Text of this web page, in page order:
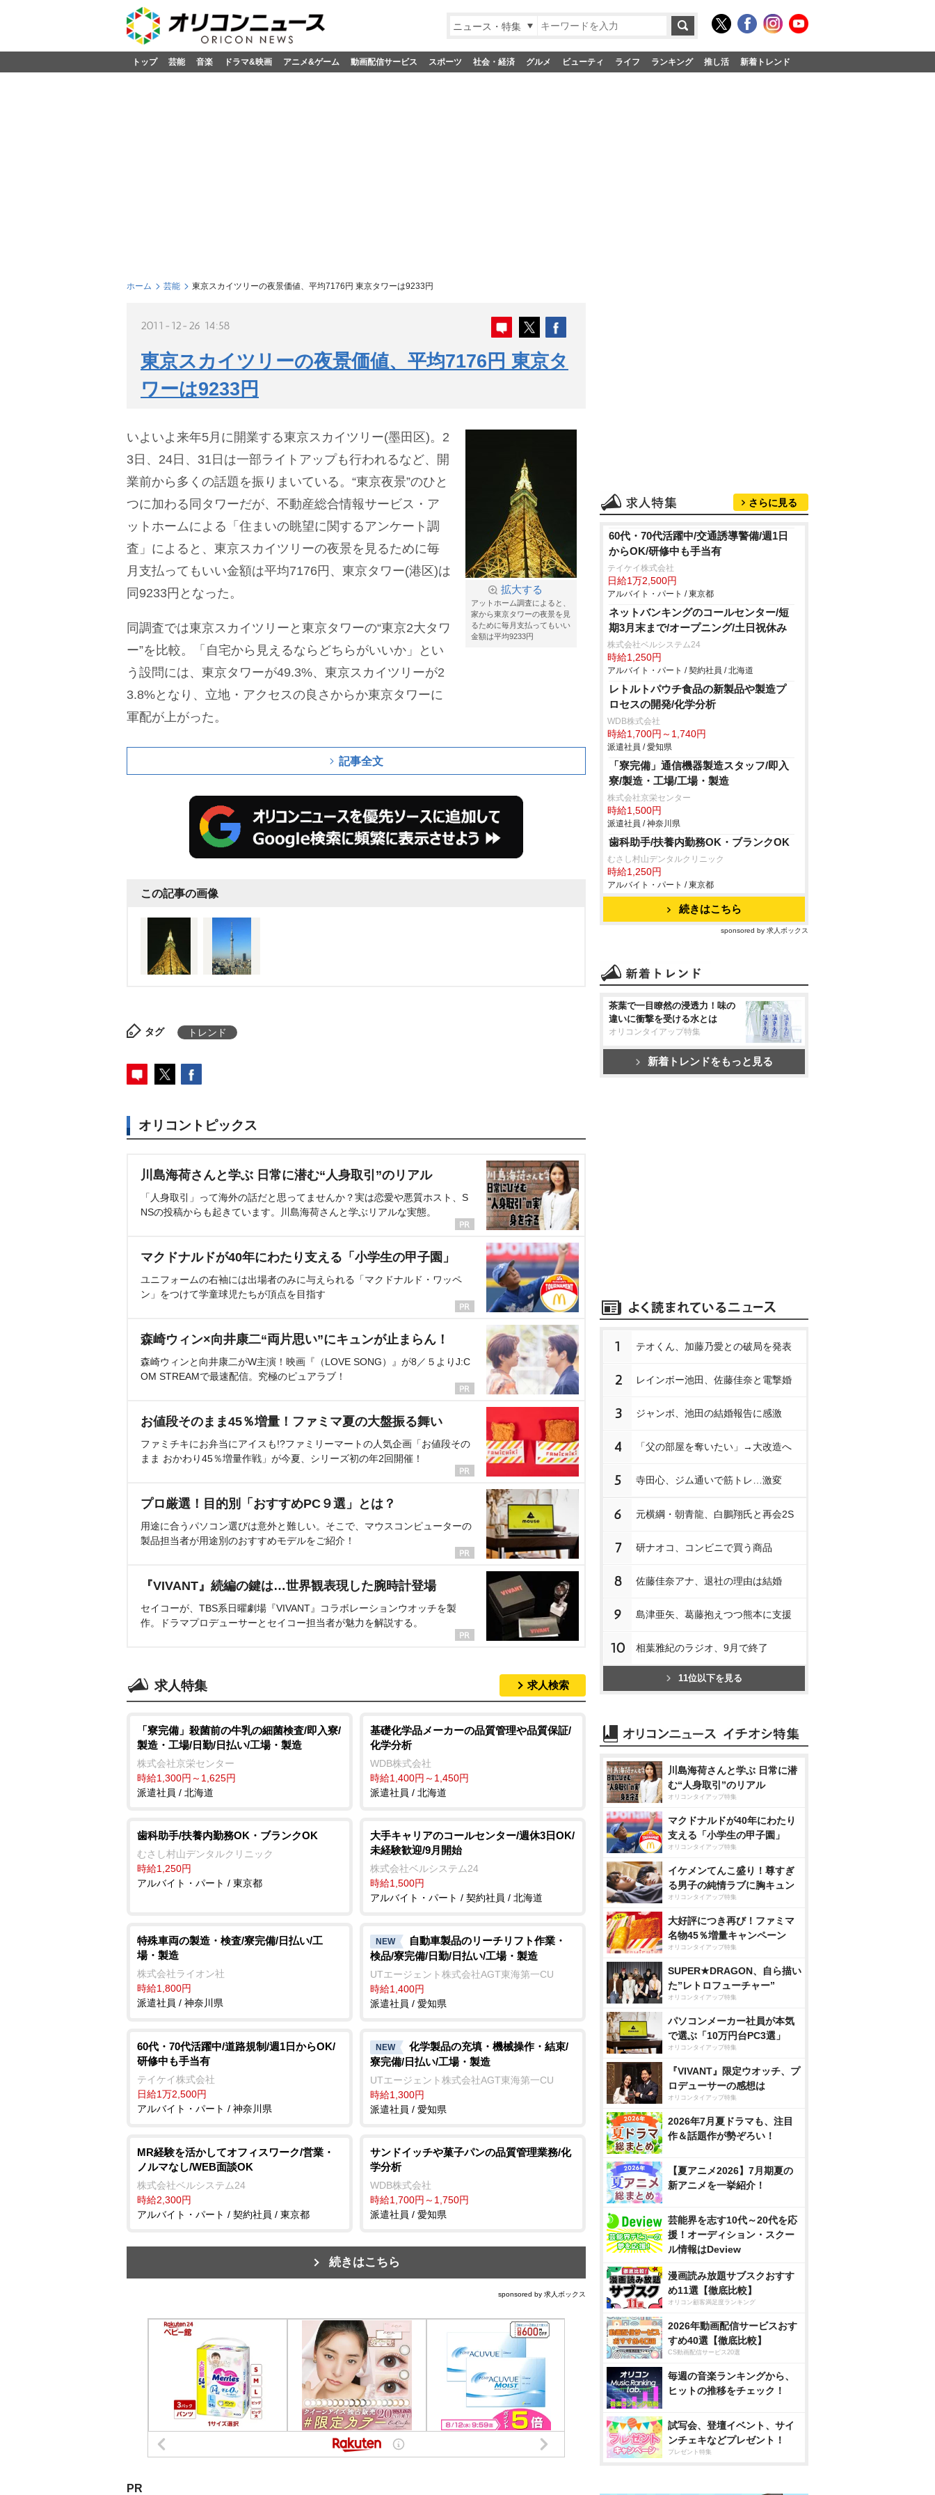
ニュース・特集
トップ 芸能 音楽 ドラマ&映画 アニメ&ゲーム 動画配信サービス スポーツ 社会・経済 グルメ ビューティ ライフ ランキング 推し活 新着トレンド
ホーム 芸能 東京スカイツリーの夜景価値、平均7176円 東京タワーは9233円
2011-12-26 14:58
東京スカイツリーの夜景価値、平均7176円 東京タ
ワーは9233円
拡大する
アットホーム調査によると、
家から東京タワーの夜景を見
るために毎月支払ってもいい
金額は平均9233円
いよいよ来年5月に開業する東京スカイツリー(墨田区)。2
3日、24日、31日は一部ライトアップも行われるなど、開
業前から多くの話題を振りまいている。“東京夜景”のひと
つに加わる同タワーだが、不動産総合情報サービス・ア
ットホームによる「住まいの眺望に関するアンケート調
査」によると、東京スカイツリーの夜景を見るために毎
月支払ってもいい金額は平均7176円、東京タワー(港区)は
同9233円となった。
同調査では東京スカイツリーと東京タワーの“東京2大タワ
ー”を比較。「自宅から見えるならどちらがいいか」とい
う設問には、東京タワーが49.3%、東京スカイツリーが2
3.8%となり、立地・アクセスの良さからか東京タワーに
軍配が上がった。
記事全文
この記事の画像
タグ トレンド
オリコントピックス
川島海荷さんと学ぶ 日常に潜む“人身取引”のリアル
「人身取引」って海外の話だと思ってませんか？実は恋愛や悪質ホスト、S
NSの投稿からも起きています。川島海荷さんと学ぶリアルな実態。
マクドナルドが40年にわたり支える「小学生の甲子園」
ユニフォームの右袖には出場者のみに与えられる「マクドナルド・ワッペ
ン」をつけて学童球児たちが頂点を目指す
森崎ウィン×向井康二“両片思い”にキュンが止まらん！
森崎ウィンと向井康二がW主演！映画『（LOVE SONG）』が8／５よりJ:C
OM STREAMで最速配信。究極のピュアラブ！
お値段そのまま45％増量！ファミマ夏の大盤振る舞い
ファミチキにお弁当にアイスも!?ファミリーマートの人気企画「お値段その
まま おかわり45％増量作戦」が今夏、シリーズ初の年2回開催！
プロ厳選！目的別「おすすめPC９選」とは？
用途に合うパソコン選びは意外と難しい。そこで、マウスコンピューターの
製品担当者が用途別のおすすめモデルをご紹介！
『VIVANT』続編の鍵は…世界観表現した腕時計登場
セイコーが、TBS系日曜劇場『VIVANT』コラボレーションウオッチを製
作。ドラマプロデューサーとセイコー担当者が魅力を解説する。
求人特集 求人検索
「寮完備」殺菌前の牛乳の細菌検査/即入寮/
製造・工場/日勤/日払い/工場・製造
株式会社京栄センター
時給1,300円～1,625円
派遣社員 / 北海道
基礎化学品メーカーの品質管理や品質保証/
化学分析
WDB株式会社
時給1,400円～1,450円
派遣社員 / 北海道
歯科助手/扶養内勤務OK・ブランクOK
むさし村山デンタルクリニック
時給1,250円
アルバイト・パート / 東京都
大手キャリアのコールセンター/週休3日OK/
未経験歓迎/9月開始
株式会社ベルシステム24
時給1,500円
アルバイト・パート / 契約社員 / 北海道
特殊車両の製造・検査/寮完備/日払い/工
場・製造
株式会社ライオン社
時給1,800円
派遣社員 / 神奈川県
NEW
自動車製品のリーチリフト作業・
検品/寮完備/日勤/日払い/工場・製造
UTエージェント株式会社AGT東海第一CU
時給1,400円
派遣社員 / 愛知県
60代・70代活躍中/道路規制/週1日からOK/
研修中も手当有
テイケイ株式会社
日給1万2,500円
アルバイト・パート / 神奈川県
NEW
化学製品の充填・機械操作・結束/
寮完備/日払い/工場・製造
UTエージェント株式会社AGT東海第一CU
時給1,300円
派遣社員 / 愛知県
MR経験を活かしてオフィスワーク/営業・
ノルマなし/WEB面談OK
株式会社ベルシステム24
時給2,300円
アルバイト・パート / 契約社員 / 東京都
サンドイッチや菓子パンの品質管理業務/化
学分析
WDB株式会社
時給1,700円～1,750円
派遣社員 / 愛知県
続きはこちら
sponsored by 求人ボックス
PR
さらに見る
60代・70代活躍中/交通誘導警備/週1日
からOK/研修中も手当有
テイケイ株式会社
日給1万2,500円
アルバイト・パート / 東京都
ネットバンキングのコールセンター/短
期3月末まで/オープニング/土日祝休み
株式会社ベルシステム24
時給1,250円
アルバイト・パート / 契約社員 / 北海道
レトルトパウチ食品の新製品や製造プ
ロセスの開発/化学分析
WDB株式会社
時給1,700円～1,740円
派遣社員 / 愛知県
「寮完備」通信機器製造スタッフ/即入
寮/製造・工場/工場・製造
株式会社京栄センター
時給1,500円
派遣社員 / 神奈川県
歯科助手/扶養内勤務OK・ブランクOK
むさし村山デンタルクリニック
時給1,250円
アルバイト・パート / 東京都
続きはこちら
sponsored by 求人ボックス
茶葉で一目瞭然の浸透力！味の
違いに衝撃を受ける水とは
オリコンタイアップ特集
新着トレンドをもっと見る
1 テオくん、加藤乃愛との破局を発表
2 レインボー池田、佐藤佳奈と電撃婚
3 ジャンボ、池田の結婚報告に感激
4 「父の部屋を奪いたい」→大改造へ
5 寺田心、ジム通いで筋トレ…激変
6 元横綱・朝青龍、白鵬翔氏と再会2S
7 研ナオコ、コンビニで買う商品
8 佐藤佳奈アナ、退社の理由は結婚
9 島津亜矢、葛藤抱えつつ熊本に支援
10 相葉雅紀のラジオ、9月で終了
11位以下を見る
川島海荷さんと学ぶ 日常に潜
む“人身取引”のリアル
オリコンタイアップ特集
マクドナルドが40年にわたり
支える「小学生の甲子園」
オリコンタイアップ特集
イケメンてんこ盛り！尊すぎ
る男子の純情ラブに胸キュン
オリコンタイアップ特集
大好評につき再び！ファミマ
名物45％増量キャンペーン
オリコンタイアップ特集
SUPER★DRAGON、自ら描い
た”レトロフューチャー”
オリコンタイアップ特集
パソコンメーカー社員が本気
で選ぶ「10万円台PC3選」
オリコンタイアップ特集
『VIVANT』限定ウオッチ、プ
ロデューサーの感想は
オリコンタイアップ特集
2026年7月夏ドラマも、注目
作＆話題作が勢ぞろい！
【夏アニメ2026】7月期夏の
新アニメを一挙紹介！
芸能界を志す10代～20代を応
援！オーディション・スクー
ル情報はDeview
漫画読み放題サブスクおすす
め11選【徹底比較】
オリコン顧客満足度ランキング
2026年動画配信サービスおす
すめ40選【徹底比較】
CS動画配信サービス20選
毎週の音楽ランキングから、
ヒットの推移をチェック！
試写会、登壇イベント、サイ
ンチェキなどプレゼント！
プレゼント特集